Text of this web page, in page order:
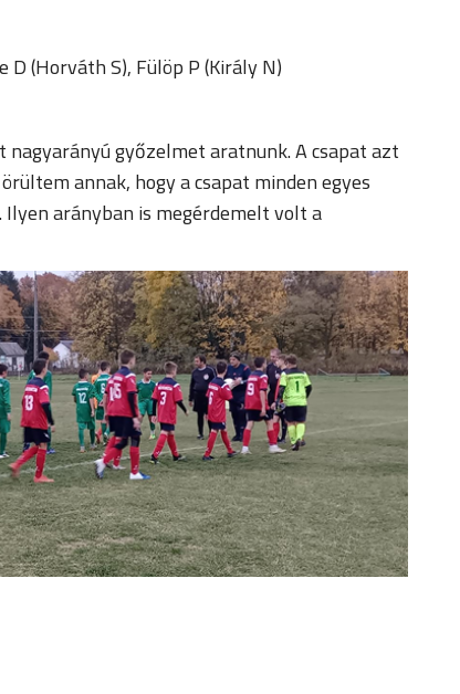
D (Horváth S), Fülöp P (Király N)
győzelmet aratnunk. A csapat azt
annak, hogy a csapat minden egyes
arányban is megérdemelt volt a